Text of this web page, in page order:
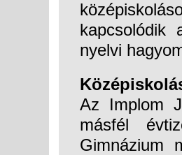
kapcsolódik
nyelvi
Az Implom
másfél
Gimnázium